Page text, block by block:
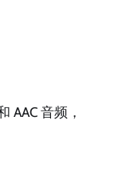
AAC 音频，